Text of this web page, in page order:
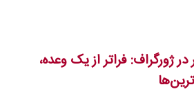
ژورگراف: فراتر از یک وعده،